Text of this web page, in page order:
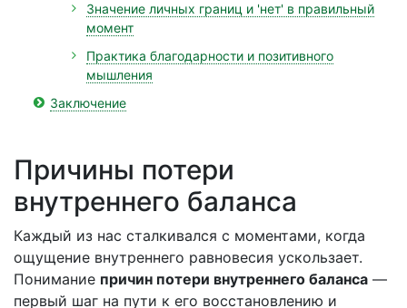
Значение личных границ и 'нет' в правильный
момент
Практика благодарности и позитивного
мышления
Заключение
Причины потери
внутреннего баланса
Каждый из нас сталкивался с моментами, когда
ощущение внутреннего равновесия ускользает.
Понимание причин потери внутреннего баланса —
первый шаг на пути к его восстановлению и